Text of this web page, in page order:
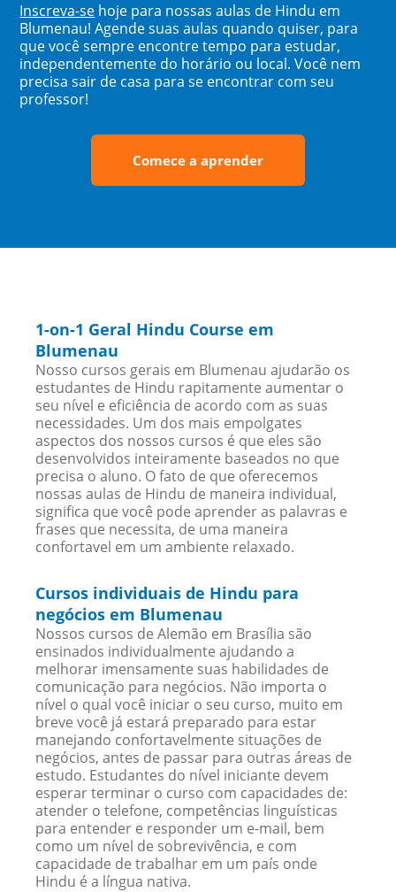
Inscreva-se hoje para nossas aulas de Hindu em
Blumenau! Agende suas aulas quando quiser, para
que você sempre encontre tempo para estudar,
independentemente do horário ou local. Você nem
precisa sair de casa para se encontrar com seu
professor!
Comece a aprender
1-on-1 Geral Hindu Course em
Blumenau
Nosso cursos gerais em Blumenau ajudarão os
estudantes de Hindu rapitamente aumentar o
seu nível e eficiência de acordo com as suas
necessidades. Um dos mais empolgates
aspectos dos nossos cursos é que eles são
desenvolvidos inteiramente baseados no que
precisa o aluno. O fato de que oferecemos
nossas aulas de Hindu de maneira individual,
significa que você pode aprender as palavras e
frases que necessita, de uma maneira
confortavel em um ambiente relaxado.
Cursos individuais de Hindu para
negócios em Blumenau
Nossos cursos de Alemão em Brasília são
ensinados individualmente ajudando a
melhorar imensamente suas habilidades de
comunicação para negócios. Não importa o
nível o qual você iniciar o seu curso, muito em
breve você já estará preparado para estar
manejando confortavelmente situações de
negócios, antes de passar para outras áreas de
estudo. Estudantes do nível iniciante devem
esperar terminar o curso com capacidades de:
atender o telefone, competências linguísticas
para entender e responder um e-mail, bem
como um nível de sobrevivência, e com
capacidade de trabalhar em um país onde
Hindu é a língua nativa.